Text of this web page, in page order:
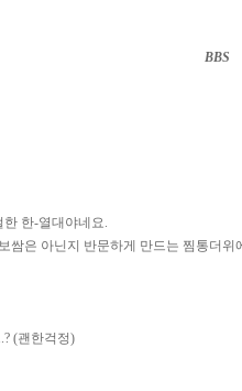
BBS
한 한-열대야네요.
쌈은 아닌지 반문하게 만드는 찜통더위
(괜한걱정)